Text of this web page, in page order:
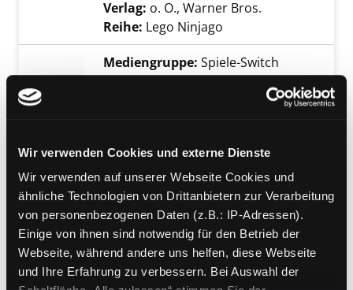
Wir verwenden Cookies und externe Dienste
Wir verwenden auf unserer Webseite Cookies und
ähnliche Technologien von Drittanbietern zur Verarbeitung
von personenbezogenen Daten (z.B.: IP-Adressen).
Einige von ihnen sind notwendig für den Betrieb der
Webseite, während andere uns helfen, diese Webseite
und Ihre Erfahrung zu verbessern. Bei Auswahl der
Verlag: o. O., Warner Bros.
Reihe: Lego Ninjago
Exemplar-Details von The Lego Ninjago
Mediengruppe: Spiele-Switch
The Lego Ninjago Movie
Videogame [Nintendo
Suche nach diesem Verfasser
Jahr:2017
Verlag: o. O., Warner Bros.
Reihe: Lego Ninjago
Exemplar-Details von Meister der Elemente
Mediengruppe:Kinderbuch
Meister der Elemente
Suche nach diesem Verfasser
Jahr:2015Verlag: München, Ameet